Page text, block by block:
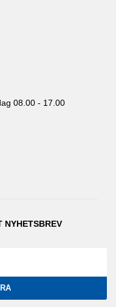
08.00 - 17.00
NYHETSBREV